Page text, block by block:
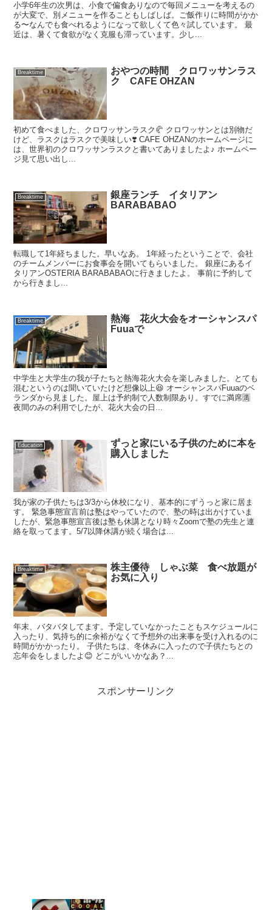
小学6年生の次男は、小食で偏食ありなので毎回メニューを考えるの
が大変で、別メニューを作ることもしばしば。ご飯作りに時間がかか
る〜なんでも食べれるようになって欲しくて色々試しています。 最
近は、暑くて食欲がなく克服も滞っています。少し...
Breaktime
おやつの時間 クロワッサンラス
ク CAFE OHZAN
初めて食べました、クロワッサンラスク🥐 クロワッサンとは別物だ
けど、ラスクはラスクで美味しい❣️ CAFE OHZANのホームページに
は、世界初のクロワッサンラスクと書いてありましたよ♪ ホームペー
ジ見て思い出し...
Breaktime
銀座ランチ イタリアン
BARABABAO
転職して1年経ちました。早いなあ。 1年経ったということで、会社
のチームメンバーにお食事会を開いてもらいました。 銀座にあるイ
タリアンOSTERIA BARABABAOに行きましたよ。 事前に予約して
から行きまし...
Breaktime
熱海 花火大会をオーシャンスパ
Fuuaで
中学生と大学生の我が子たちと熱海花火大会を楽しみました。とても
混むというのは聞いていたけど想像以上😆 オーシャンスパFuuaのベ
ランダから見ました。屋上は予約制で人数制限あり。すでに満席🈵
夜間のみの利用でしたが、花火大会の日...
Education
ずっと家にいる子供のために本を
購入しました
我が家の子供たちは3/3から休校になり、基本的にずうっと家に居ま
す。 緊急事態宣言前は塾はやっていたので、塾の時は出かけていま
したが、緊急事態宣言後は塾も休講となり時々Zoomで塾の先生と連
絡を取ってます。5/7以降休講が続く場合は...
Breaktime
株主優待 しゃぶ菜 食べ放題が
お気に入り
年末、バタバタしてます。予定していなかったこともスケジュールに
入ったり、気持ち的に余裕がなくて予想外の出来事を受け入れるのに
時間がかかったり。 子供たちは、冬休みに入ったので子供たちとの
忘年会をしましたよ😊 どこがいいかなあ？...
スポンサーリンク